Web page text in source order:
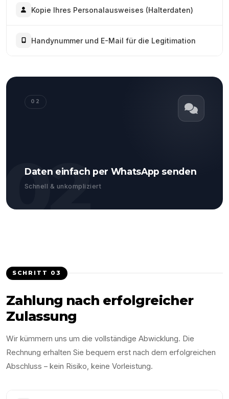
Kopie Ihres Personalausweises (Halterdaten)
Handynummer und E-Mail für die Legitimation
02
02
Daten einfach per WhatsApp senden
Schnell & unkompliziert
SCHRITT 03
Zahlung nach erfolgreicher
Zulassung
Wir kümmern uns um die vollständige Abwicklung. Die
Rechnung erhalten Sie bequem erst nach dem erfolgreichen
Abschluss – kein Risiko, keine Vorleistung.